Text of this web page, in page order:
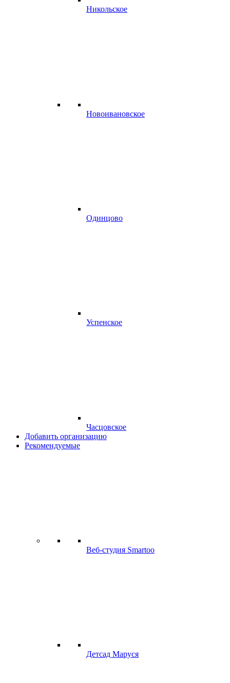
Никольское
Новоивановское
Одинцово
Успенское
Часцовское
Добавить организацию
Рекомендуемые
Веб-студия Smartoo
Детсад Маруся